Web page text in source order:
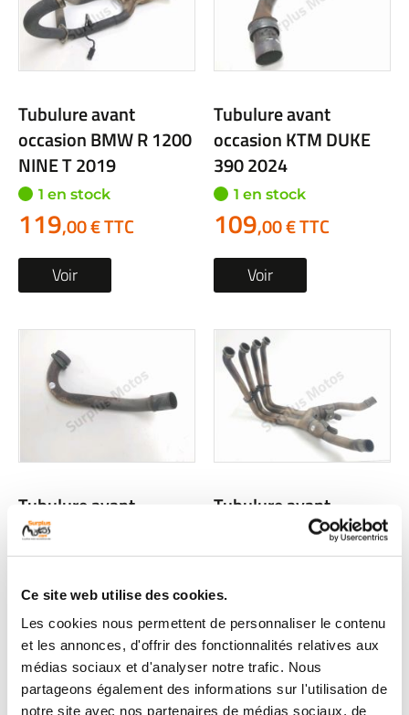
Ce site web utilise des cookies.
Les cookies nous permettent de personnaliser le contenu
et les annonces, d'offrir des fonctionnalités relatives aux
médias sociaux et d'analyser notre trafic. Nous
partageons également des informations sur l'utilisation de
notre site avec nos partenaires de médias sociaux, de
Tubulure avant
occasion BMW R 1200
NINE T 2019
1 en stock
119,00 € TTC
Voir
Tubulure avant
occasion KTM DUKE
390 2024
1 en stock
109,00 € TTC
Voir
Tubulure avant
occasion YAMAHA
CZD 300 X-MAX 2018
1 en stock
29,90 € TTC
Voir
Tubulure avant
occasion YAMAHA FJR
1300 2019
299,00 € TTC
Voir